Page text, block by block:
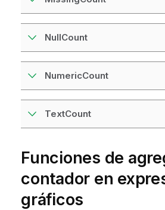
NullCount
NumericCount
TextCount
Funciones de
contador en
gráficos